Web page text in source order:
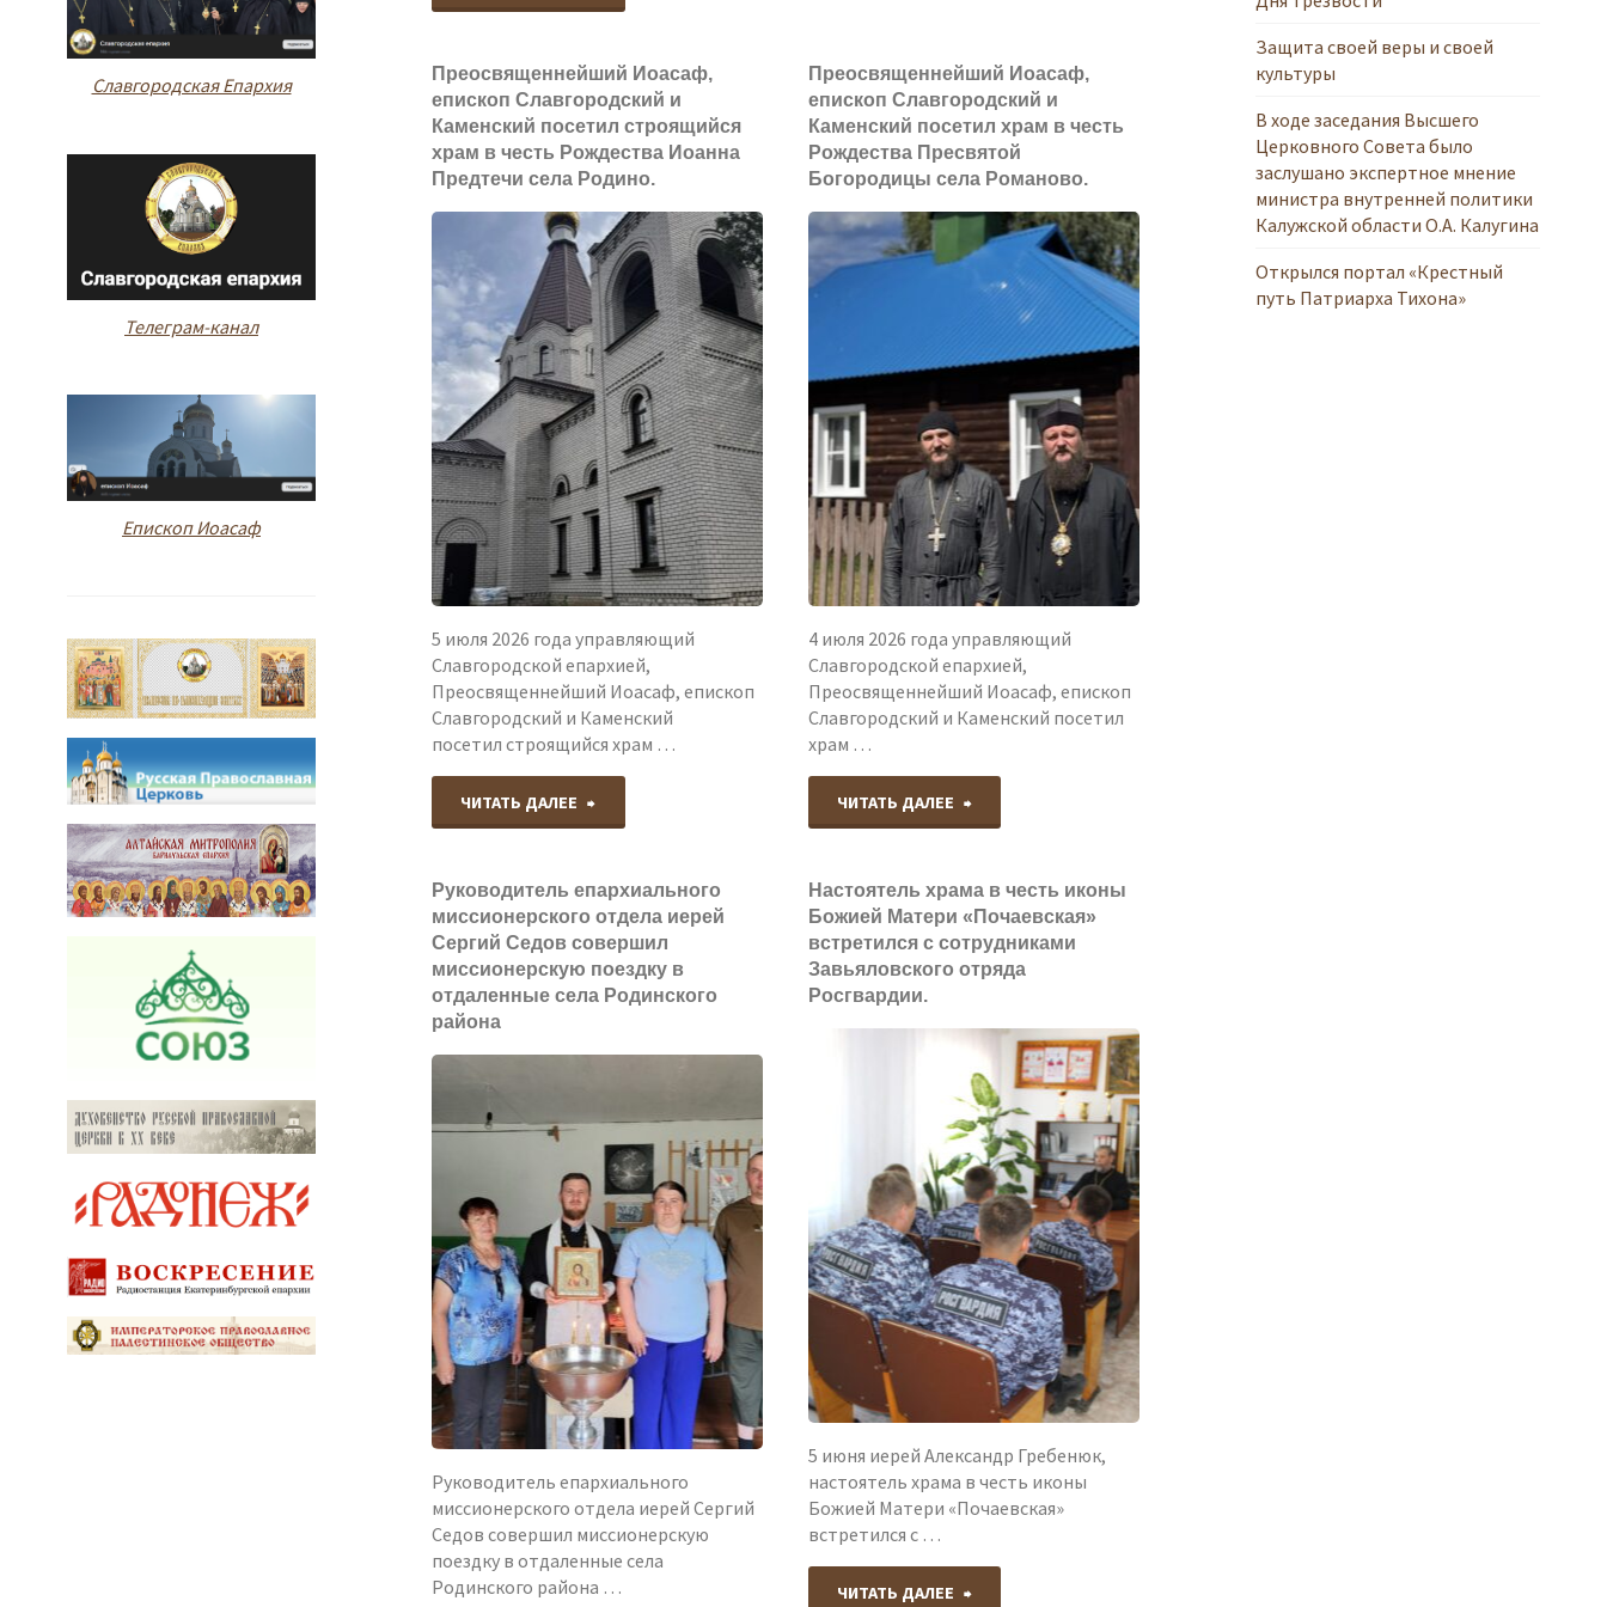
в
селе
Харитоново."
и
Каменский
Иоасаф
и
епископ
Рубцовский
и
Алейский
Роман
совершили
литургию
в
храме
святого
великого
князя
селе
Мамонтово."
и
верности
в
храме
Рождества
Иоанна
с.
Родино
состоялась
встреча"
Преосвященнейший Иоасаф,
епископ Славгородский и
Каменский посетил строящийся
храм в честь Рождества Иоанна
Предтечи села Родино.
5 июля 2026 года управляющий
Славгородской епархией,
Преосвященнейший Иоасаф, епископ
Славгородский и Каменский
посетил строящийся храм …
ЧИТАТЬ ДАЛЕЕ "Преосвященнейший
епископ
Славгородский
посетил строящийся
храм
в
честь
Рождества
Иоанна
Предтечи
села
Родино."
Преосвященнейший Иоасаф,
епископ Славгородский и
Каменский посетил храм в честь
Рождества Пресвятой
Богородицы села Романово.
4 июля 2026 года управляющий
Славгородской епархией,
Преосвященнейший Иоасаф, епископ
Славгородский и Каменский посетил
храм …
ЧИТАТЬ ДАЛЕЕ "Преосвященнейший
епископ
Славгородский
Каменский
посетил
храм
в
честь
Рождества
Пресвятой
села
Руководитель епархиального
миссионерского отдела иерей
Сергий Седов совершил
миссионерскую поездку в
отдаленные села Родинского
района
Руководитель епархиального
миссионерского отдела иерей Сергий
Седов совершил миссионерскую
поездку в отдаленные села
Родинского района …
Настоятель храма в честь иконы
Божией Матери «Почаевская»
встретился с сотрудниками
Завьяловского отряда
Росгвардии.
5 июня иерей Александр Гребенюк,
настоятель храма в честь иконы
Божией Матери «Почаевская»
встретился с …
ЧИТАТЬ ДАЛЕЕ "Настоятель
Славгородская Епархия
Телеграм-канал
Епископ Иоасаф
Защита своей веры и своей
культуры
В ходе заседания Высшего
Церковного Совета было
заслушано экспертное мнение
министра внутренней политики
Калужской области О.А. Калугина
Открылся портал «Крестный
путь Патриарха Тихона»